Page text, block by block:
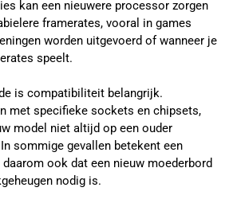
kan een nieuwere processor zorgen
framerates, vooral in games
worden uitgevoerd of wanneer je
speelt.
is compatibiliteit belangrijk.
met specifieke sockets en chipsets,
model niet altijd op een ouder
sommige gevallen betekent een
ook dat een nieuw moederbord
nodig is.